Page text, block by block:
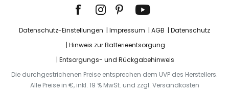
Datenschutz-Einstellungen Impressum AGB
Datenschutz
Hinweis zur Batterieentsorgung
Entsorgungs- und Rückgabehinweis
Die durchgestrichenen Preise entsprechen dem UVP des Herstellers.
Alle Preise in €, inkl. 19 % MwSt. und zzgl. Versandkosten